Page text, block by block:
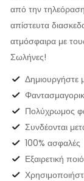
από την
απίστευτα
ατμόσφαιρα με
Σωλήνες!
Δημιουργήστε
Πολύχρωμος
Συνδέονται
100% ασφαλές
Εξαιρετική